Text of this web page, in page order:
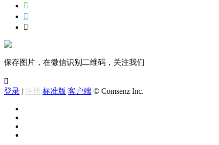



保存图片，在微信识别二维码，关注我们

登录 | 注册 标准版 客户端 © Comsenz Inc.